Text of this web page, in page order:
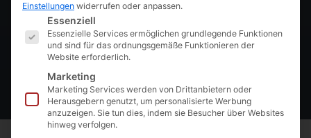
Kurs-Details anzeigen
Cay von Fournier
Einstellungen widerrufen oder anpassen.
Es folgt eine Liste der Service-Gruppen,
Essenziell
Essenzielle Services ermöglichen grundlegende Funktionen
und sind für das ordnungsgemäße Funktionieren der
Website erforderlich.
Marketing
Marketing Services werden von Drittanbietern oder
Herausgebern genutzt, um personalisierte Werbung
anzuzeigen. Sie tun dies, indem sie Besucher über Websites
hinweg verfolgen.